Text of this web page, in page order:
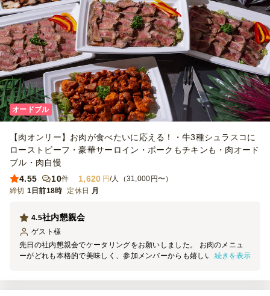
オードブル
【肉オンリー】お肉が食べたいに応える！・牛3種シュラスコに
ローストビーフ・豪華サーロイン・ポークもチキンも・肉オード
ブル・肉自慢
4.55
10件 1,620 円/人（31,000円〜）
締切 1日前18時 定休日 月
社内懇親会
4.5
ゲスト 様
先日の社内懇親会でケータリングをお願いしました。 お肉のメニュ
ーがどれも本格的で美味しく、参加メンバーからも嬉しい声がたくさ
続きを表示